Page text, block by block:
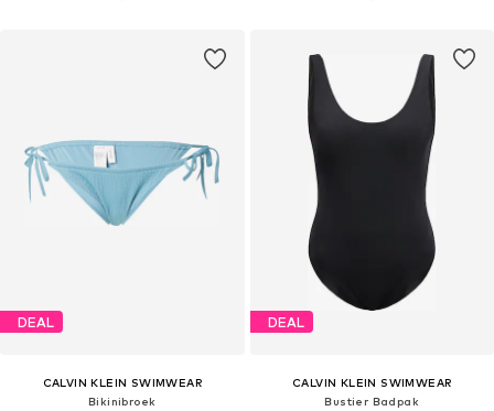
DEAL
CALVIN KLEIN SWIMWEAR
Bikinibroek
DEAL
CALVIN KLEIN SWIMWEAR
Bustier Badpak